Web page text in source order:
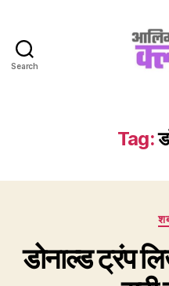
Search
Tag:
डोनाल्ड ट्रंप